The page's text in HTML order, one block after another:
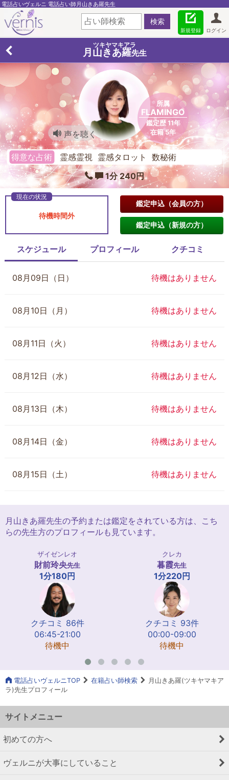
電話占いヴェルニ 電話占い師月山きあ羅先生
ログイン
新規登録
ツキヤマキアラ
月山きあ羅先生
所属
FLAMINGO
鑑定歴 11年
在籍 5年
声を聴く
得意な占術
霊感霊視 霊感タロット 数秘術
1分 240円
待機時間外
鑑定申込（会員の方）
鑑定申込（新規の方）
スケジュール プロフィール クチコミ
08月09日（日） 待機はありません
08月10日（月） 待機はありません
08月11日（火） 待機はありません
08月12日（水） 待機はありません
08月13日（木） 待機はありません
08月14日（金） 待機はありません
08月15日（土） 待機はありません
月山きあ羅先生の予約または鑑定をされている方は、こち
らの先生方のプロフィールも見ています。
ザイゼンレオ
財前玲央先生
1分180円
クチコミ 86件
06:45-21:00
待機中
クレカ
暮霞先生
1分220円
クチコミ 93件
00:00-09:00
待機中
電話占いヴェルニTOP 在籍占い師検索
月山きあ羅(ツキヤマキア
ラ)先生プロフィール
サイトメニュー
初めての方へ
ヴェルニが大事にしていること